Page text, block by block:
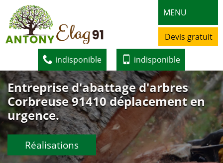
MENU
Devis gratuit
indisponible indisponible
Entreprise d'abattage d'arbres
Corbreuse 91410 déplacement en
urgence.
Réalisations